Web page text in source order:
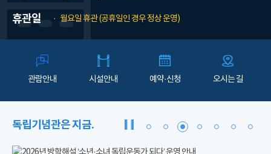
휴관일 월요일 휴관 (공휴일인 경우 정상 운영)
관람안내 시설안내 예약·신청 오시는 길
독립기념관은 지금.